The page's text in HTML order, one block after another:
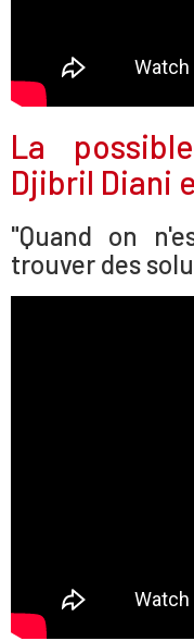
La
Djibril Diani
"Quand on
trouver des